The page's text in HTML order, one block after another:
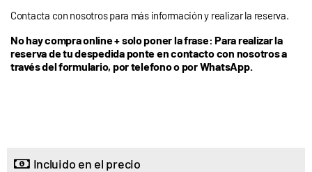
Contacta con nosotros para más información y realizar la reserva.
No hay compra online + solo poner la frase: Para realizar la
reserva de tu despedida ponte en contacto con nosotros a
través del formulario, por telefono o por WhatsApp.
Incluido en el precio